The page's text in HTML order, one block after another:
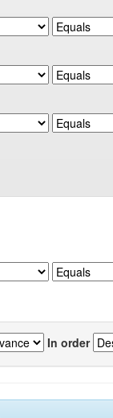
In order